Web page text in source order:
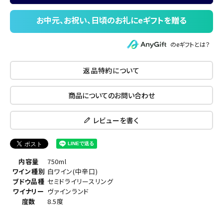
のeギフトとは？
返品特約について
商品についてのお問い合わせ
レビューを書く
内容量
750ml
ワイン種別 白ワイン(中辛口)
ブドウ品種 セミドライリースリング
ワイナリー ヴァインランド
度数
8.5度